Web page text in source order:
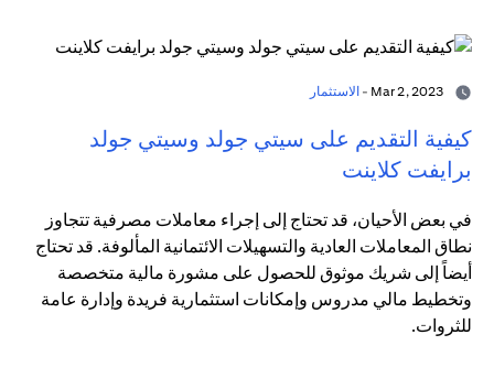
الاستثمار
كيفية التقديم على سيتي جولد وسيتي جولد
برايفت كلاينت
في بعض الأحيان، قد تحتاج إلى إجراء معاملات مصرفية تتجاوز
نطاق المعاملات العادية والتسهيلات الائتمانية المألوفة. قد تحتاج
أيضاً إلى شريك موثوق للحصول على مشورة مالية متخصصة
وتخطيط مالي مدروس وإمكانات استثمارية فريدة وإدارة عامة
للثروات.